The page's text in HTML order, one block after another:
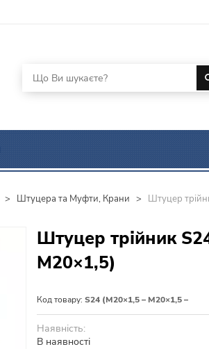
> Штуцера та Муфти, Крани > Штуцер
Штуцер трійник
М20×1,5)
Код товару: S24 (М20×1,5 – М20×1,5 –
Наявність:
В наявності